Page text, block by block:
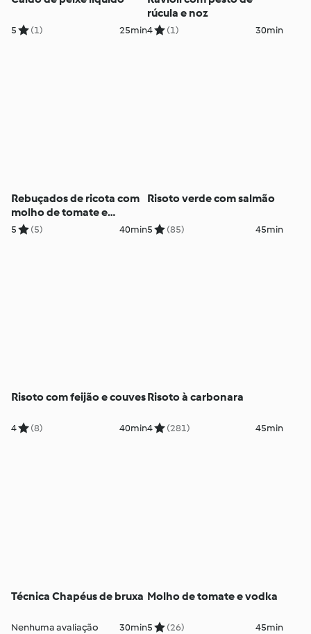
5 (1) 25min
rúcula e noz
4 (1) 30min
Rebuçados de ricota com
molho de tomate e
ervilhas
5 (5) 40min
Risoto verde com salmão
5 (85) 45min
Risoto com feijão e couves
4 (8) 40min
Risoto à carbonara
4 (281) 45min
Técnica Chapéus de bruxa
Nenhuma avaliação 30min
Molho de tomate e vodka
5 (26) 45min